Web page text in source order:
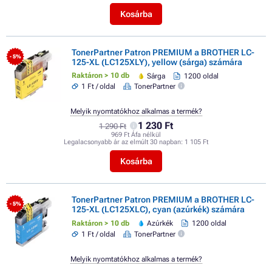
Kosárba
- 5%
TonerPartner Patron PREMIUM a BROTHER LC-
125-XL (LC125XLY), yellow (sárga) számára
Raktáron > 10 db Sárga
1200 oldal
1 Ft / oldal
TonerPartner
1 290 Ft 1 230 Ft
969 Ft Áfa nélkül
Legalacsonyabb ár az elmúlt 30 napban: 1 105 Ft
Kosárba
Melyik nyomtatókhoz alkalmas a termék?
- 5%
TonerPartner Patron PREMIUM a BROTHER LC-
125-XL (LC125XLC), cyan (azúrkék) számára
Raktáron > 10 db Azúrkék
1200 oldal
1 Ft / oldal
TonerPartner
Melyik nyomtatókhoz alkalmas a termék?